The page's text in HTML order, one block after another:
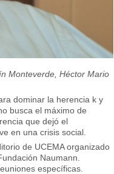
Monteverde, Héctor Mario
dominar la herencia k y
busca el máximo de
que dejó el
en una crisis social.
de UCEMA organizado
Naumann.
específicas.